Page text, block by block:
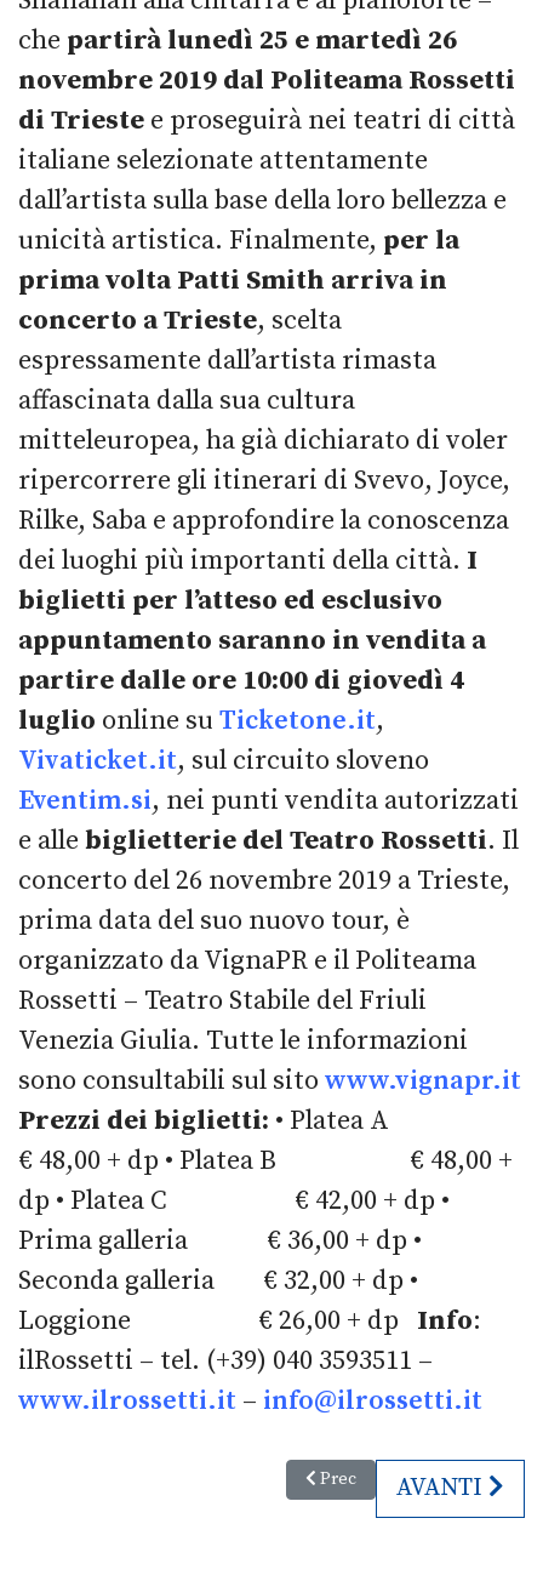
che partirà lunedì 25 e martedì 26
novembre 2019 dal Politeama Rossetti
di Trieste e proseguirà nei teatri di città
italiane selezionate attentamente
dall’artista sulla base della loro bellezza e
unicità artistica. Finalmente, per la
prima volta Patti Smith arriva in
concerto a Trieste, scelta
espressamente dall’artista rimasta
affascinata dalla sua cultura
mitteleuropea, ha già dichiarato di voler
ripercorrere gli itinerari di Svevo, Joyce,
Rilke, Saba e approfondire la conoscenza
dei luoghi più importanti della città. I
biglietti per l’atteso ed esclusivo
appuntamento saranno in vendita a
partire dalle ore 10:00 di giovedì 4
luglio online su Ticketone.it,
Vivaticket.it, sul circuito sloveno
Eventim.si, nei punti vendita autorizzati
e alle biglietterie del Teatro Rossetti. Il
concerto del 26 novembre 2019 a Trieste,
prima data del suo nuovo tour, è
organizzato da VignaPR e il Politeama
Rossetti – Teatro Stabile del Friuli
Venezia Giulia. Tutte le informazioni
sono consultabili sul sito www.vignapr.it
Prezzi dei biglietti: • Platea A
€ 48,00 + dp • Platea B € 48,00 +
dp • Platea C € 42,00 + dp •
Prima galleria € 36,00 + dp •
Seconda galleria € 32,00 + dp •
Loggione € 26,00 + dp Info:
ilRossetti – tel. (+39) 040 3593511 –
www.ilrossetti.it – info@ilrossetti.it
Articolo precedente: 3. Muja
Prec ARTICOLO
AVANTI